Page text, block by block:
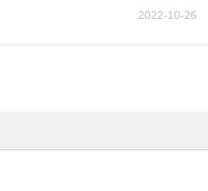
2022-10-26